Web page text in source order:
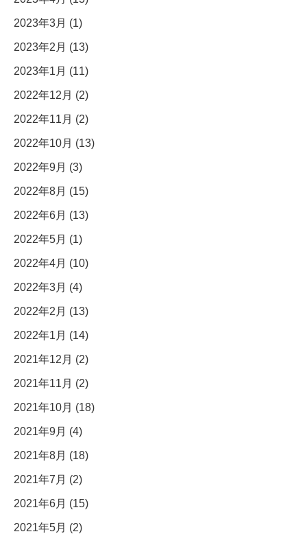
2023年3月 (1)
2023年2月 (13)
2023年1月 (11)
2022年12月 (2)
2022年11月 (2)
2022年10月 (13)
2022年9月 (3)
2022年8月 (15)
2022年6月 (13)
2022年5月 (1)
2022年4月 (10)
2022年3月 (4)
2022年2月 (13)
2022年1月 (14)
2021年12月 (2)
2021年11月 (2)
2021年10月 (18)
2021年9月 (4)
2021年8月 (18)
2021年7月 (2)
2021年6月 (15)
2021年5月 (2)